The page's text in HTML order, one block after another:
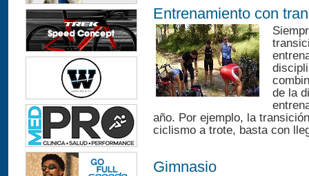
Entrenamiento con
de la
año. Por ejemplo, la
ciclismo a trote, basta con
Gimnasio